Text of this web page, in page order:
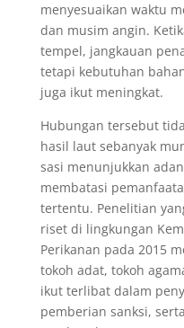
menyesuaikan waktu
dan musim angin.
tempel, jangkauan
tetapi kebutuhan
juga ikut meningkat.
Hubungan tersebut
hasil laut sebanyak
sasi menunjukkan
membatasi
tertentu. Penelitian
riset di lingkungan
Perikanan pada 2015
tokoh adat, tokoh
ikut terlibat dalam
pemberian sanksi,